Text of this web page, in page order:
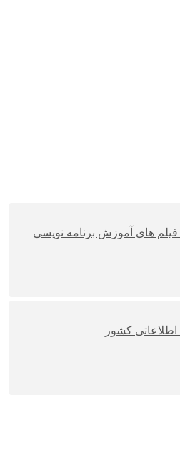
فیلم های آموزش برنامه نویسی
کشور